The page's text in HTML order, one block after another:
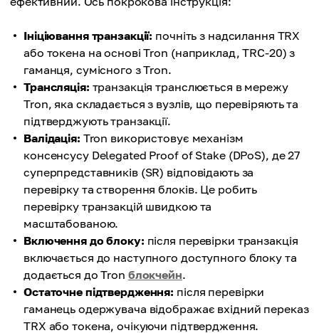
Ініціювання транзакції: почніть з надсилання TRX
або токена на основі Tron (наприклад, TRC-20) з
гаманця, сумісного з Tron.
Трансляція: транзакція транслюється в мережу
Tron, яка складається з вузлів, що перевіряють та
підтверджують транзакції.
Валідація: Tron використовує механізм
консенсусу Delegated Proof of Stake (DPoS), де 27
суперпредставників (SR) відповідають за
перевірку та створення блоків. Це робить
перевірку транзакцій швидкою та
масштабованою.
Включення до блоку: після перевірки транзакція
включається до наступного доступного блоку та
додається до Tron блокчейн.
Остаточне підтвердження: після перевірки
гаманець одержувача відображає вхідний переказ
TRX або токена, очікуючи підтвердження.